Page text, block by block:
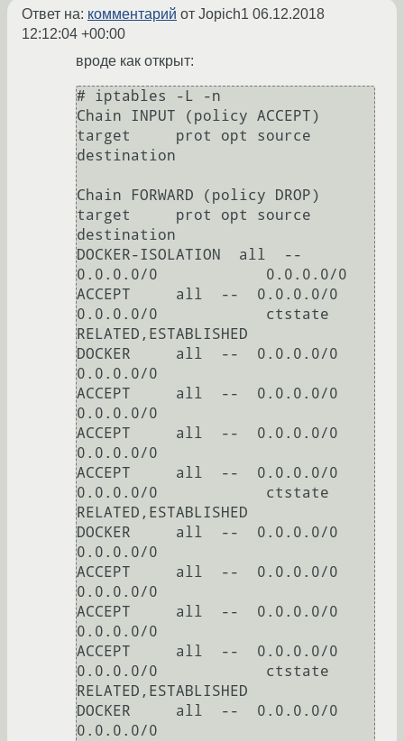
Ответ на: комментарий от Jopich1 06.12.2018
12:12:04 +00:00
вроде как открыт:
# iptables -L -n
Chain INPUT (policy ACCEPT)
target     prot opt source
destination
Chain FORWARD (policy DROP)
target     prot opt source
destination
DOCKER-ISOLATION  all  --
0.0.0.0/0            0.0.0.0/0
ACCEPT     all  --  0.0.0.0/0
0.0.0.0/0            ctstate
RELATED,ESTABLISHED
DOCKER     all  --  0.0.0.0/0
0.0.0.0/0
ACCEPT     all  --  0.0.0.0/0
0.0.0.0/0
ACCEPT     all  --  0.0.0.0/0
0.0.0.0/0
ACCEPT     all  --  0.0.0.0/0
0.0.0.0/0            ctstate
RELATED,ESTABLISHED
DOCKER     all  --  0.0.0.0/0
0.0.0.0/0
ACCEPT     all  --  0.0.0.0/0
0.0.0.0/0
ACCEPT     all  --  0.0.0.0/0
0.0.0.0/0
ACCEPT     all  --  0.0.0.0/0
0.0.0.0/0            ctstate
RELATED,ESTABLISHED
DOCKER     all  --  0.0.0.0/0
0.0.0.0/0